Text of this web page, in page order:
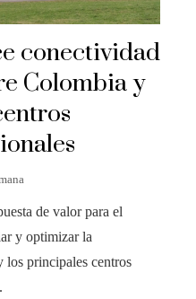
conectividad
Colombia y
de valor para el
y optimizar la
los principales centros